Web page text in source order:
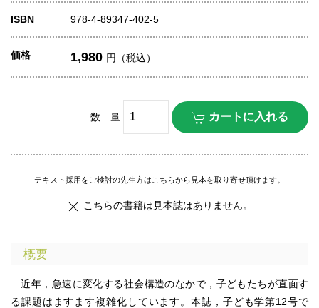
ISBN 978-4-89347-402-5
価格 1,980 円（税込）
数 量
テキスト採用をご検討の先生方はこちらから見本を取り寄せ頂けます。
こちらの書籍は見本誌はありません。
概要
近年，急速に変化する社会構造のなかで，子どもたちが直面す
る課題はますます複雑化しています。本誌，子ども学第12号で